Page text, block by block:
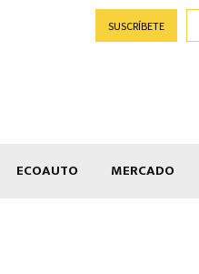
SUSCRÍBETE
ECOAUTO MERCADO